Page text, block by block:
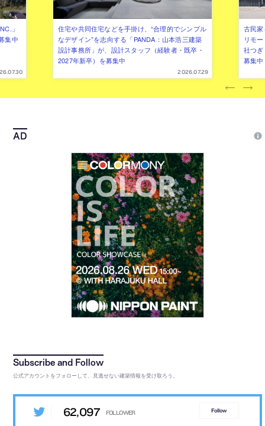
」
集中
住宅や共同住宅などを手掛け、“合理的でシンプル
なデザイン”を志向する「PANDA：山本浩三建築
設計事務所」が、設計スタッフ（経験者・既卒・
2027年新卒）を募集中
2026.07.29
古民
リモ
社つ
募集中
公式アカウントをフォローして、見逃せない建築情報を受け取ろう。
62,097 Follow